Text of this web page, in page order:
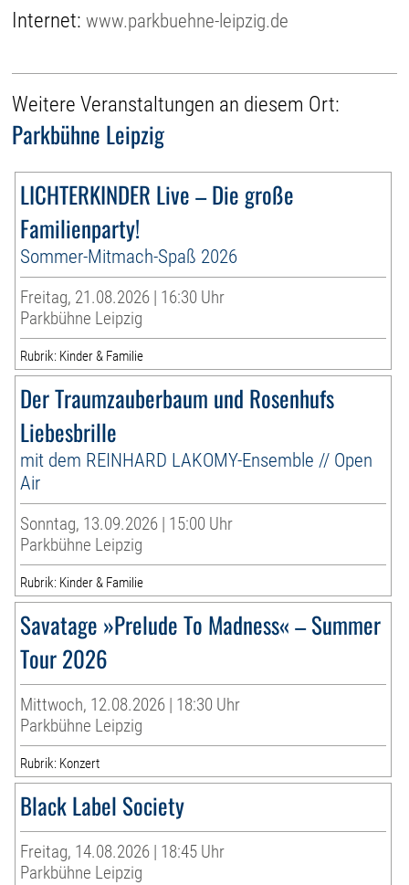
Internet:www.parkbuehne-leipzig.de
Weitere Veranstaltungen an diesem Ort:
Parkbühne Leipzig
LICHTERKINDER Live – Die große
Familienparty!
Sommer-Mitmach-Spaß 2026
Freitag, 21.08.2026 | 16:30 Uhr
Parkbühne Leipzig
Rubrik: Kinder & Familie
Der Traumzauberbaum und Rosenhufs
Liebesbrille
mit dem REINHARD LAKOMY-Ensemble // Open
Air
Sonntag, 13.09.2026 | 15:00 Uhr
Parkbühne Leipzig
Rubrik: Kinder & Familie
Savatage »Prelude To Madness« – Summer
Tour 2026
Mittwoch, 12.08.2026 | 18:30 Uhr
Parkbühne Leipzig
Rubrik: Konzert
Black Label Society
Freitag, 14.08.2026 | 18:45 Uhr
Parkbühne Leipzig